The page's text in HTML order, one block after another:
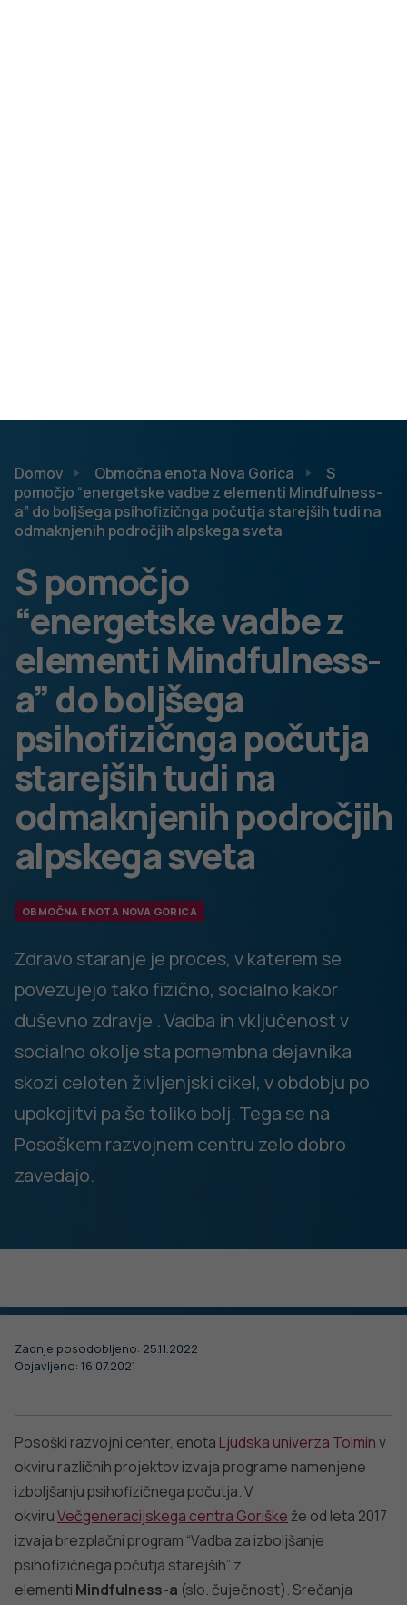
Vabljeni na Festival duševnega zdravja.
Udeležite se delavnic, prisluhnite zanimivim
strokovnjaki ali obiščite interaktivne koticke in
katero od številnih stojnic.
PODROBNO
Pred pričetkom vadbe, ki je potekala v živo preko »Skype-
Povratna informacija, ki jo je bila deležna je bila
presenetljiva, saj so udeleženke izrazile veliko
zadovoljstvo nad koristnostjo vadbe in pozitivnimi učinki,
ki se kažejo na njihovem počutju. Udeleženke so
izkazale veliko željo po nadaljevanju programa vadbe,
kajti projekt VGC se z letom 2021 zaključuje.
»Imam težave z rokami in program vadbe mi je v
pomoč pri svoji bolezni. Naučene vaje delam tudi
sama izven vodenega programa. Program vadbe mi
zelo koristi«.
Spremenjene okoliščine, tudi epidemija korona virusa za
vse nas pomeni okoliščine negotovosti, na katere ljudje
pogosto odreagiramo s strahom, tesnobo in tudi jezo,
kar so popolnoma normalni človeški odzivi in prav na te
odzive lahko s pomočjo takšnih programov tudi vplivamo.
ukrepom o vzdrževanju fizične distance, kar je programu
dodatnih izobraževanj (digitalno opismenjevanje
starejših) pričeli izvajati preko brezplačnega spletnega
družabnega omrežja, ki omogoča druženje in
medsebojno komuniciranje.
Damijane Kravanja
Dostopnost do storitev, ki jih nudi okolje, pomembno
vpliva na kakovost življenja prebivalstva gorskih
podeželskih območij. Njihova razpoložljivost, kakovost,
prostorska in cenovna dostopnost pa so ključnega
pomena za ohranjanje prebivalstva na teh področjih, kot
tudi za premagovanje socialne izključenosti, še posebej
za starejše prebivalce.